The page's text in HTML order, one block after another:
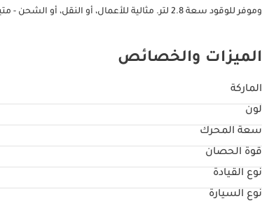
وموفر للوقود سعة 2.8 لتر. مثالية للأعمال، أو النقل، أو الشحن - متينة، متينة. تابعنا على مواقع التواصل الاجتماعي @
الميزات والخصائص
الماركة
لون
سعة المحرك
قوة الحصان
نوع القيادة
نوع السيارة